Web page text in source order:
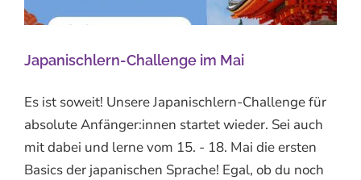
Japanischlern-Challenge im Mai
Es ist soweit! Unsere Japanischlern-Challenge für
absolute Anfänger:innen startet wieder. Sei auch
mit dabei und lerne vom 15. - 18. Mai die ersten
Basics der japanischen Sprache! Egal, ob du noch